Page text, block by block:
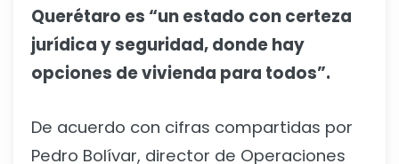
Querétaro es “un estado con certeza
jurídica y seguridad, donde hay
opciones de vivienda para todos”.
De acuerdo con cifras compartidas por
Pedro Bolívar, director de Operaciones